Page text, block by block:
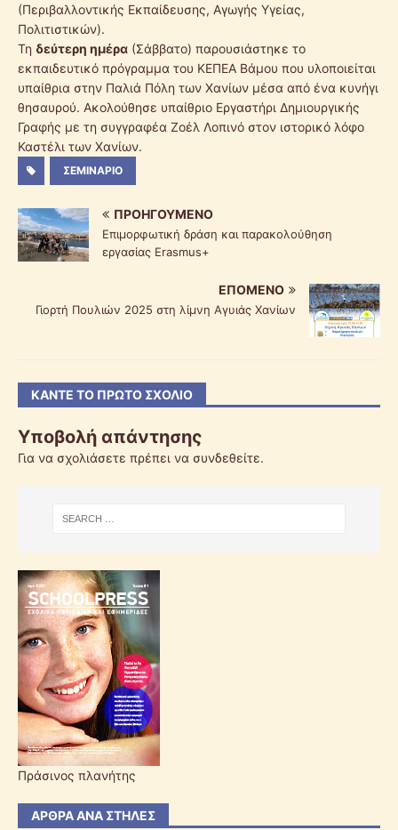
(Περιβαλλοντικής Εκπαίδευσης, Αγωγής Υγείας,
Πολιτιστικών).
Τη δεύτερη ημέρα (Σάββατο) παρουσιάστηκε το
εκπαιδευτικό πρόγραμμα του ΚΕΠΕΑ Βάμου που υλοποιείται
υπαίθρια στην Παλιά Πόλη των Χανίων μέσα από ένα κυνήγι
θησαυρού. Ακολούθησε υπαίθριο Εργαστήρι Δημιουργικής
Γραφής με τη συγγραφέα Ζοέλ Λοπινό στον ιστορικό λόφο
Καστέλι των Χανίων.
ΣΕΜΙΝΆΡΙΟ
ΠΡΟΗΓΟΎΜΕΝΟ
Επιμορφωτική δράση και παρακολούθηση
εργασίας Erasmus+
ΕΠΌΜΕΝΟ
Γιορτή Πουλιών 2025 στη λίμνη Αγυιάς Χανίων
ΚΆΝΤΕ ΤΟ ΠΡΏΤΟ ΣΧΌΛΙΟ
Υποβολή απάντησης
Για να σχολιάσετε πρέπει να συνδεθείτε.
Πράσινος πλανήτης
ΆΡΘΡΑ ΑΝΆ ΣΤΉΛΕΣ